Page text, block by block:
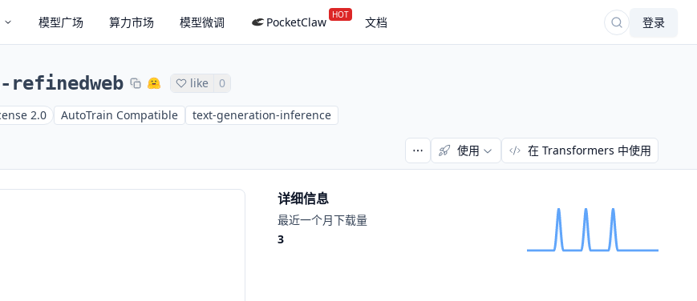
模型广场 算力市场 模型微调 PocketClaw HOT 文档 登录
refinedweb like 0
2.0 AutoTrain Compatible text-generation-inference
使用 在 Transformers 中使用
详细信息
最近一个月下载量
3